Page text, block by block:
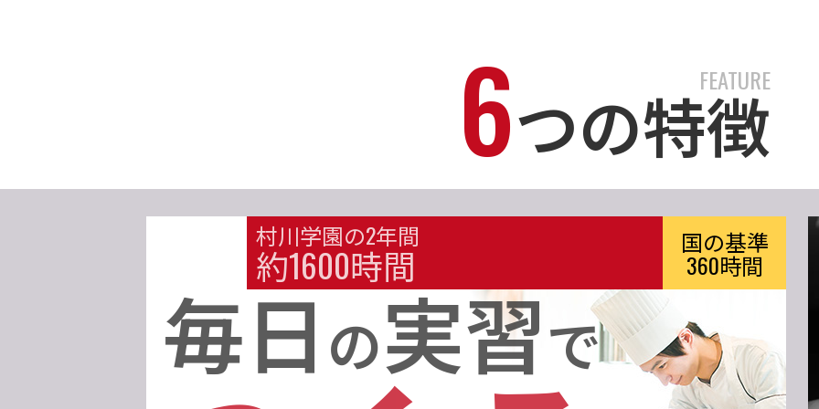
6つの特徴
FEATURE
村川学園の2年間
約1600時間 国の基準
360時間
毎日の実習で